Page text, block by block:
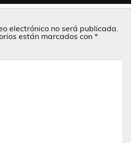
electrónico no será publicada.
están marcados con *